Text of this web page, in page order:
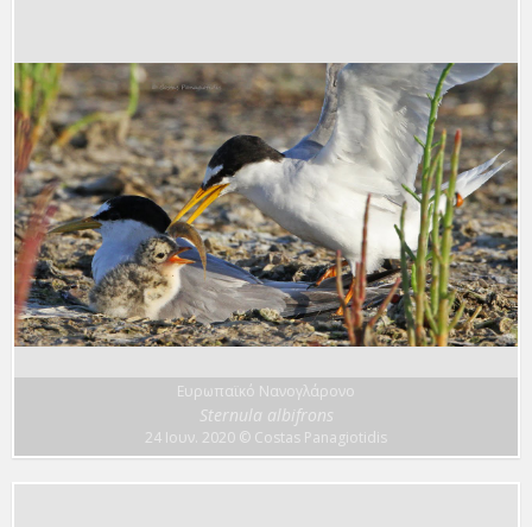
Ευρωπαϊκό Νανογλάρονο
Sternula albifrons
24 Ιουν. 2020 © Costas Panagiotidis